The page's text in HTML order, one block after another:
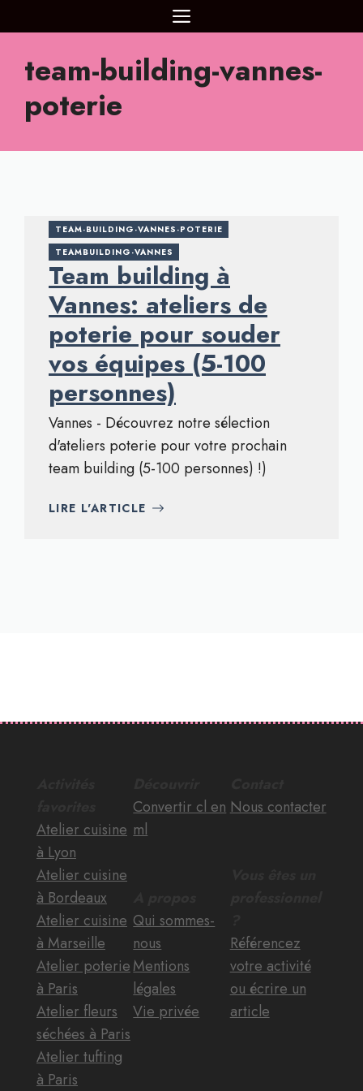
au
MENU
team-building-vannes-
poterie
TEAM-BUILDING-VANNES-POTERIE
TEAMBUILDING-VANNES
Team building à
Vannes: ateliers de
poterie pour souder
vos équipes (5-100
personnes)
Vannes - Découvrez notre sélection
d'ateliers poterie pour votre prochain
team building (5-100 personnes) !)
LIRE L'ARTICLE
Atelier cuisine
à Lyon
Atelier cuisine
à Bordeaux
Atelier cuisine
à Marseille
Atelier poterie
à Paris
Atelier fleurs
séchées à Paris
Atelier tufting
à Paris
Convertir cl en
ml
Qui sommes-
nous
Mentions
légales
Vie privée
Nous contacter
Référencez
votre activité
ou écrire un
article